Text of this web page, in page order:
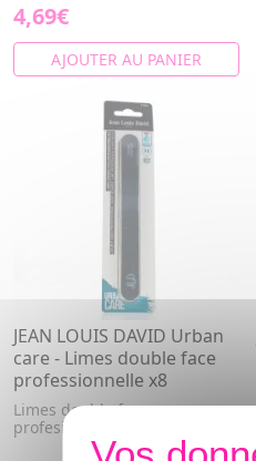
4,69€
AJOUTER AU PANIER
JEAN LOUIS DAVID Urban
care - Limes double face
professionnelle x8
Limes double face
profesionnelles